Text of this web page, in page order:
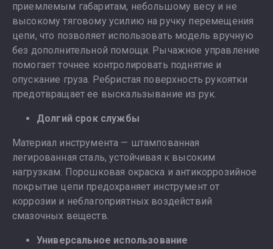
приемлемым габаритам, небольшому весу и не
высокому тяговому усилию на ручку перемещения
цепи, что позволяет использовать модель вручную
без дополнительной помощи. Рычажное управление
помогает точнее контролировать поднятие и
опускание груза. Ребристая поверхность рукоятки
предотвращает ее выскальзывание из рук.
Долгий срок службы
Материал инструмента — штампованная
легированная сталь, устойчивая к высоким
нагрузкам. Порошковая окраска и антикоррозийное
покрытие цепи предохраняет инструмент от
коррозии и неблагоприятных воздействий
смазочных веществ.
Универсальное использование